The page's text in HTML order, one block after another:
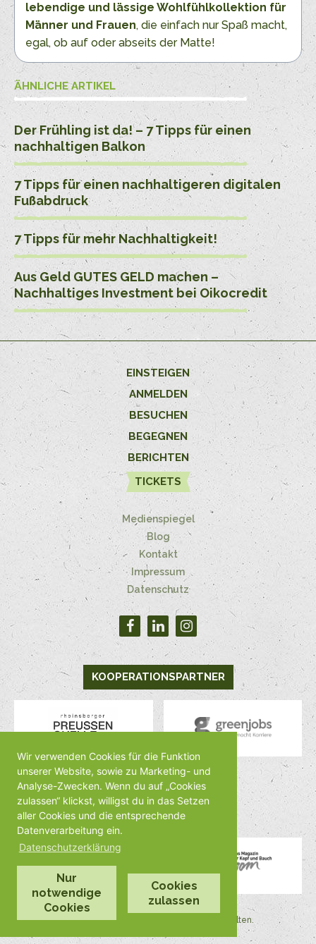
Wir verwenden Cookies für die Funktion
unserer Website, sowie zu Marketing- und
Analyse-Zwecken. Wenn du auf „Cookies
zulassen“ klickst, willigst du in das Setzen
aller Cookies und die entsprechende
Datenverarbeitung ein.
Datenschutzerklärung
Nur
notwendige
Cookies
Cookies
zulassen
lebendige und lässige Wohlfühlkollektion für
Männer und Frauen, die einfach nur Spaß macht,
egal, ob auf oder abseits der Matte!
ÄHNLICHE ARTIKEL
Der Frühling ist da! – 7 Tipps für einen
nachhaltigen Balkon
7 Tipps für einen nachhaltigeren digitalen
Fußabdruck
7 Tipps für mehr Nachhaltigkeit!
Aus Geld GUTES GELD machen –
Nachhaltiges Investment bei Oikocredit
EINSTEIGEN
ANMELDEN
BESUCHEN
BEGEGNEN
BERICHTEN
TICKETS
Medienspiegel
Blog
Kontakt
Impressum
Datenschutz
KOOPERATIONSPARTNER
MEDIENPARTNER
©2026 by Veggienale Alle Rechte vorbehalten.